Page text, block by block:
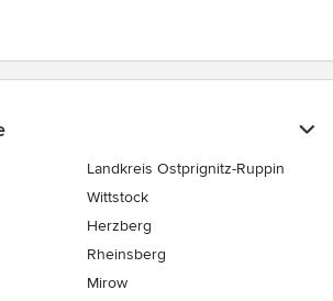
Landkreis Ostprignitz-Ruppin
Wittstock
Herzberg
Rheinsberg
Mirow